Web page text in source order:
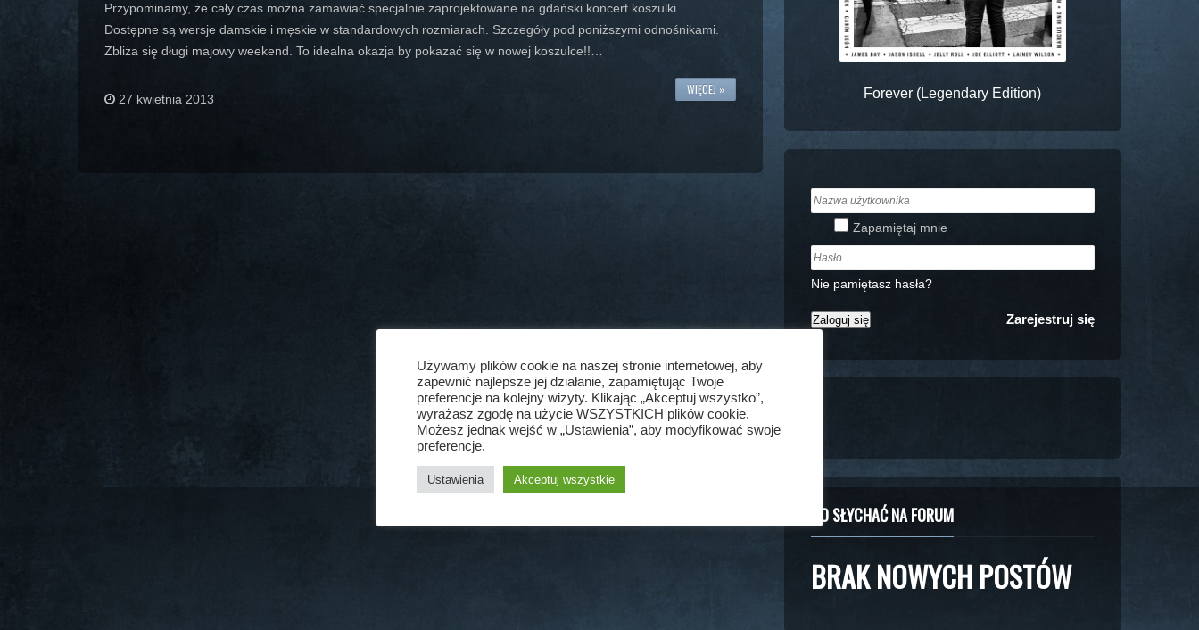
Przypominamy, że cały czas można zamawiać specjalnie zaprojektowane na gdański koncert koszulki.
Dostępne są wersje damskie i męskie w standardowych rozmiarach. Szczegóły pod poniższymi odnośnikami.
Zbliża się długi majowy weekend. To idealna okazja by pokazać się w nowej koszulce!!…
WIĘCEJ »
27 kwietnia 2013 Forever (Legendary Edition)
Zapamiętaj mnie
Nie pamiętasz hasła?
Zarejestruj się
CO SŁYCHAĆ NA FORUM
BRAK NOWYCH POSTÓW
Używamy plików cookie na naszej stronie internetowej, aby
zapewnić najlepsze jej działanie, zapamiętując Twoje
preferencje na kolejny wizyty. Klikając „Akceptuj wszystko”,
wyrażasz zgodę na użycie WSZYSTKICH plików cookie.
Możesz jednak wejść w „Ustawienia”, aby modyfikować swoje
preferencje.
Ustawienia Akceptuj wszystkie